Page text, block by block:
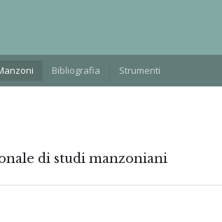
Bibliografia Strumenti
di studi manzoniani